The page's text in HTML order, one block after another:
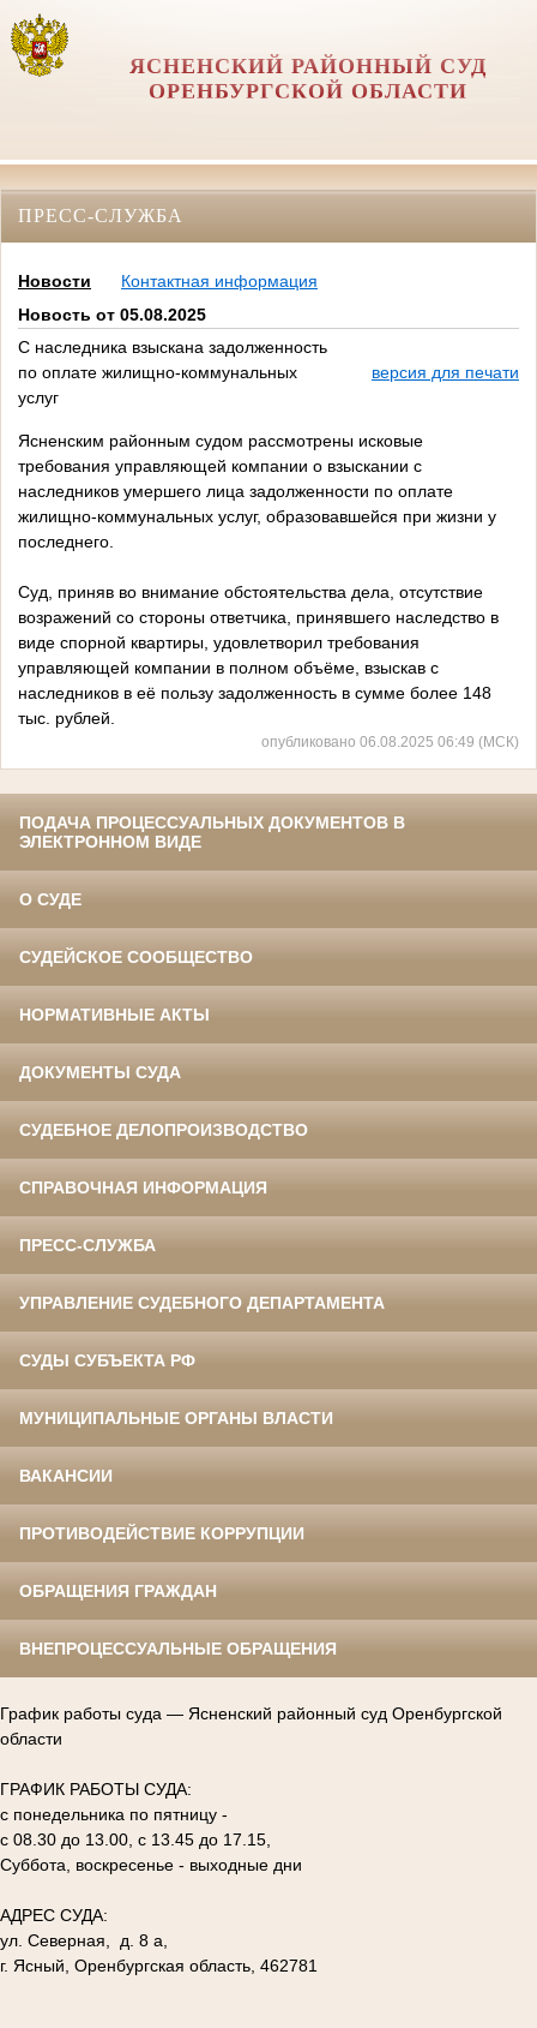
ЯСНЕНСКИЙ РАЙОННЫЙ СУД
ОРЕНБУРГСКОЙ ОБЛАСТИ
ПРЕСС-СЛУЖБА
Новости
Контактная информация
Новость от 05.08.2025
С наследника взыскана задолженность
по оплате жилищно-коммунальных
услуг
версия для печати
Ясненским районным судом рассмотрены исковые
требования управляющей компании о взыскании с
наследников умершего лица задолженности по оплате
жилищно-коммунальных услуг, образовавшейся при жизни у
последнего.
Суд, приняв во внимание обстоятельства дела, отсутствие
возражений со стороны ответчика, принявшего наследство в
виде спорной квартиры, удовлетворил требования
управляющей компании в полном объёме, взыскав с
наследников в её пользу задолженность в сумме более 148
тыс. рублей.
опубликовано 06.08.2025 06:49 (МСК)
ПОДАЧА ПРОЦЕССУАЛЬНЫХ ДОКУМЕНТОВ В
ЭЛЕКТРОННОМ ВИДЕ
О СУДЕ
СУДЕЙСКОЕ СООБЩЕСТВО
НОРМАТИВНЫЕ АКТЫ
ДОКУМЕНТЫ СУДА
СУДЕБНОЕ ДЕЛОПРОИЗВОДСТВО
СПРАВОЧНАЯ ИНФОРМАЦИЯ
ПРЕСС-СЛУЖБА
УПРАВЛЕНИЕ СУДЕБНОГО ДЕПАРТАМЕНТА
СУДЫ СУБЪЕКТА РФ
МУНИЦИПАЛЬНЫЕ ОРГАНЫ ВЛАСТИ
ВАКАНСИИ
ПРОТИВОДЕЙСТВИЕ КОРРУПЦИИ
ОБРАЩЕНИЯ ГРАЖДАН
ВНЕПРОЦЕССУАЛЬНЫЕ ОБРАЩЕНИЯ
График работы суда — Ясненский районный суд Оренбургской
области
ГРАФИК РАБОТЫ СУДА:
с понедельника по пятницу -
с 08.30 до 13.00, с 13.45 до 17.15,
Суббота, воскресенье - выходные дни
АДРЕС СУДА:
ул. Северная, д. 8 а,
г. Ясный, Оренбургская область, 462781